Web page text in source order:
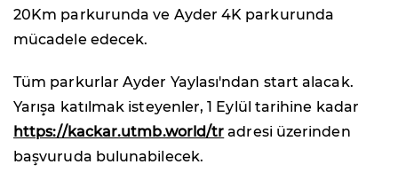
20Km parkurunda ve Ayder 4K parkurunda
mücadele edecek.
Tüm parkurlar Ayder Yaylası'ndan start alacak.
Yarışa katılmak isteyenler, 1 Eylül tarihine kadar
https://kackar.utmb.world/tr adresi üzerinden
başvuruda bulunabilecek.